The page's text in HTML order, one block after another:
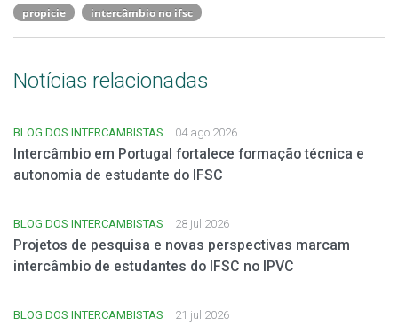
propicie intercâmbio no ifsc
Notícias relacionadas
BLOG DOS INTERCAMBISTAS 04 ago 2026
Intercâmbio em Portugal fortalece formação técnica e
autonomia de estudante do IFSC
BLOG DOS INTERCAMBISTAS 28 jul 2026
Projetos de pesquisa e novas perspectivas marcam
intercâmbio de estudantes do IFSC no IPVC
BLOG DOS INTERCAMBISTAS 21 jul 2026